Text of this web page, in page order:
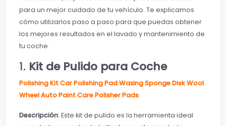
para un mejor cuidado de tu vehículo. Te explicamos
cómo utilizarlos paso a paso para que puedas obtener
los mejores resultados en el lavado y mantenimiento de
tu coche.
1. Kit de Pulido para Coche
Polishing Kit Car Polishing Pad Waxing Sponge Disk Wool
Wheel Auto Paint Care Polisher Pads
Descripción: Este kit de pulido es la herramienta ideal